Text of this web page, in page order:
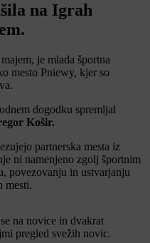
na Igrah
je mlada športna
mesto Pniewy, kjer so
dogodku spremljal
Košir.
partnerska mesta iz
ni namenjeno zgolj športnim
povezovanju in ustvarjanju
mesti.
na novice in dvakrat
pregled svežih novic.